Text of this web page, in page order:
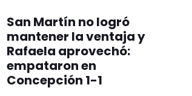
San Martín no logró
mantener la ventaja y
Rafaela aprovechó:
empataron en
Concepción 1-1